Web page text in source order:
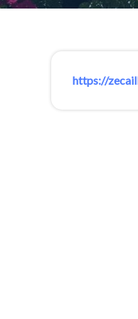
https://